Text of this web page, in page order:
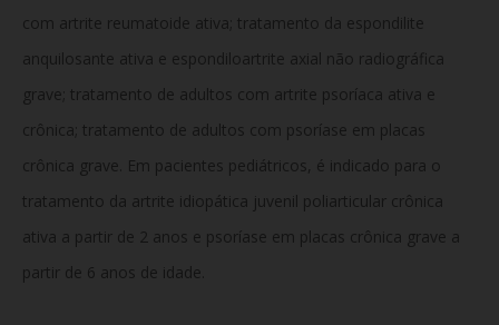
com artrite reumatoide ativa; tratamento da espondilite
anquilosante ativa e espondiloartrite axial não radiográfica
grave; tratamento de adultos com artrite psoríaca ativa e
crônica; tratamento de adultos com psoríase em placas
crônica grave. Em pacientes pediátricos, é indicado para o
tratamento da artrite idiopática juvenil poliarticular crônica
ativa a partir de 2 anos e psoríase em placas crônica grave a
partir de 6 anos de idade.